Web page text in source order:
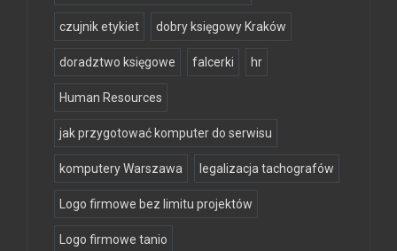
czujnik etykiet dobry księgowy Kraków
doradztwo księgowe falcerki hr
Human Resources
jak przygotować komputer do serwisu
komputery Warszawa legalizacja tachografów
Logo firmowe bez limitu projektów
Logo firmowe tanio